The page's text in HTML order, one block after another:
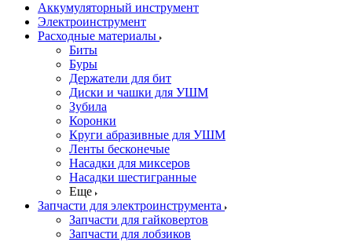
Аккумуляторный инструмент
Электроинструмент
Расходные материалы
Биты
Буры
Держатели для бит
Диски и чашки для УШМ
Зубила
Коронки
Круги абразивные для УШМ
Ленты бесконечые
Насадки для миксеров
Насадки шестигранные
Еще
Запчасти для электроинструмента
Запчасти для гайковертов
Запчасти для лобзиков